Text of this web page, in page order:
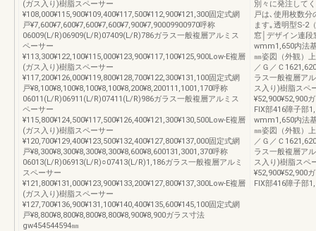
(ガス入り)樹脂スペーサー
¥108,000¥115,900¥109,400¥117,500¥112,900¥121,300固定式網
戸¥7,600¥7,600¥7,600¥7,600¥7,900¥7,90009900970呼称
06009(L/R)06909(L/R)07409(L/R)786ガラス一般複層アルミス
ペーサー
¥113,300¥122,100¥115,000¥123,900¥117,100¥125,900Low-E複層
(ガス入り)樹脂スペーサー
¥117,200¥126,000¥119,800¥128,700¥122,300¥131,100固定式網
戸¥8,100¥8,100¥8,100¥8,100¥8,200¥8,200111,1001,170呼称
06011(L/R)06911(L/R)07411(L/R)986ガラス一般複層アルミス
ペーサー
¥115,800¥124,500¥117,500¥126,400¥121,300¥130,500Low-E複層
(ガス入り)樹脂スペーサー
¥120,700¥129,400¥123,500¥132,400¥127,800¥137,000固定式網
戸¥8,300¥8,300¥8,300¥8,300¥8,600¥8,600131,3001,370呼称
06013(L/R)06913(L/R)○07413(L/R)1,186ガラス一般複層アルミ
スペーサー
¥121,800¥131,000¥123,900¥133,200¥127,800¥137,300Low-E複層
(ガス入り)樹脂スペーサー
¥127,700¥136,900¥131,100¥140,400¥135,600¥145,100固定式網
戸¥8,800¥8,800¥8,800¥8,800¥8,900¥8,900ガラス寸法
gw454544594㎜
別々に発注して
戸は､使用枚数
ます｡透明型S-2
窓│デザイン連
wmm1,650内法
㎜姿図（外観）
／Ｇ／Ｃ
ラス一般複層ア
ス入り)樹脂スペ
¥52,900¥52,900
FIX部416障子部
wmm1,650内法
㎜姿図（外観）
／Ｇ／Ｃ
ラス一般複層ア
ス入り)樹脂スペ
¥52,900¥52,900
FIX部416障子部